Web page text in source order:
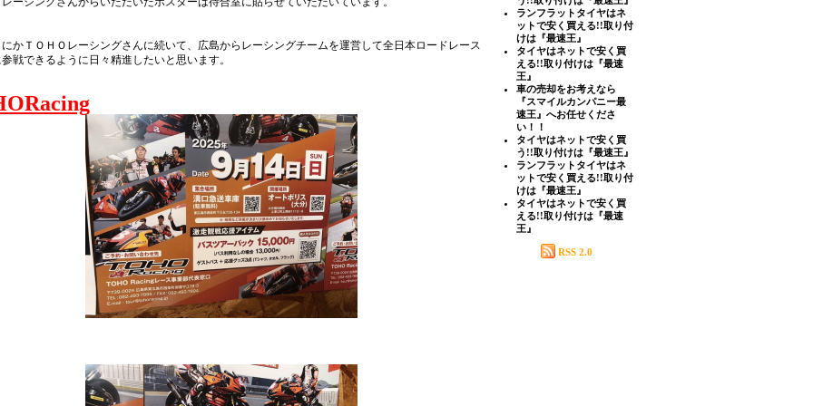
かＴＯＨＯレーシングさんに続いて、広島からレーシングチームを運営して全日本ロードレース
戦できるように日々精進したいと思います。
ランフラットタイヤはネ
ットで安く買える!!取り付
けは『最速王』
タイヤはネットで安く買
える!!取り付けは『最速
王』
車の売却をお考えなら
『スマイルカンパニー最
速王』へお任せくださ
い！！
タイヤはネットで安く買
う!!取り付けは『最速王』
ランフラットタイヤはネ
ットで安く買える!!取り付
けは『最速王』
タイヤはネットで安く買
える!!取り付けは『最速
王』
RSS 2.0